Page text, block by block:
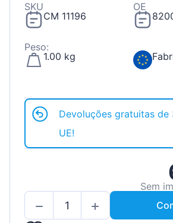
SKU
CM 11196
OE
Peso:
1.00 kg
Devoluções gratuitas de
UE!
Sem